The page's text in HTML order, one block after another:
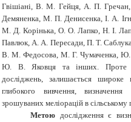
Гвішіані, В. М. Гейця, А. П.
Демяненка, М. П. Денисенка, І. А.
М. Д. Корінька, О. О. Лапко, Н. І.
Павлюк, А. А. Пересади, П. Т.
В. М. Федосова, М. Г. Чумаченка,
Ю. В. Яковця та інших. Проте
досліджень, залишається
глибокого вивчення,
зрошуваних меліорацій в сільському
Метою дослідження є